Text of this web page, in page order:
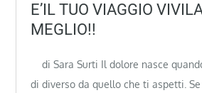
E’IL TUO VIAGGIO
MEGLIO!!
di Sara Surti Il dolore nasce
di diverso da quello che ti aspetti.